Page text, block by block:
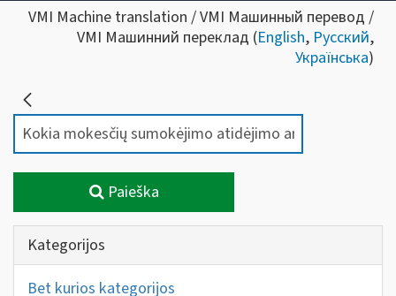
VMI Machine translation / VMI Машинный перевод /
VMI Машинний переклад (English, Русский,
Українська)
Paieška
Kategorijos
Bet kurios kategorijos